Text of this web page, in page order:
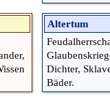
Altertum
Dichter,
Bäder.